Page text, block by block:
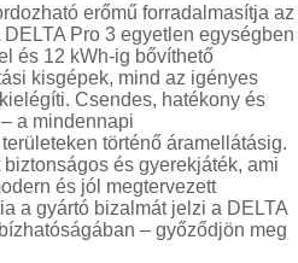
erőmű forradalmasítja az
Pro 3 egyetlen egységben
és 12 kWh-ig bővíthető
kisgépek, mind az igényes
Csendes, hatékony és
a mindennapi
történő áramellátásig.
és gyerekjáték, ami
és jól megtervezett
a gyártó bizalmát jelzi a DELTA
– győződjön meg